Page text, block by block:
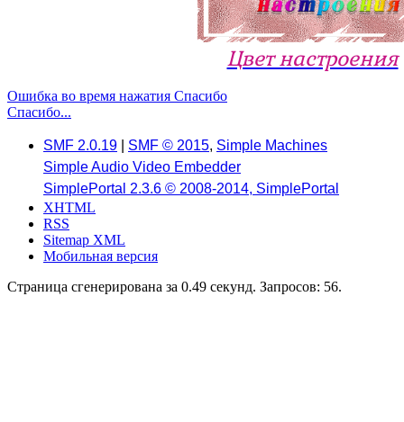
Цвет настроения
Ошибка во время нажатия Спасибо
Спасибо...
SMF 2.0.19 SMF © 2015, Simple Machines
Simple Audio Video Embedder
SimplePortal 2.3.6 © 2008-2014, SimplePortal
XHTML
RSS
Sitemap XML
Мобильная версия
Страница сгенерирована за 0.49 секунд. Запросов: 56.